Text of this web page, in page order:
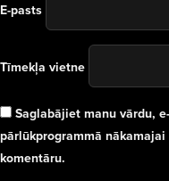
E-pasts
Tīmekļa vietne
Saglabājiet manu vārdu,
pārlūkprogrammā
komentāru.